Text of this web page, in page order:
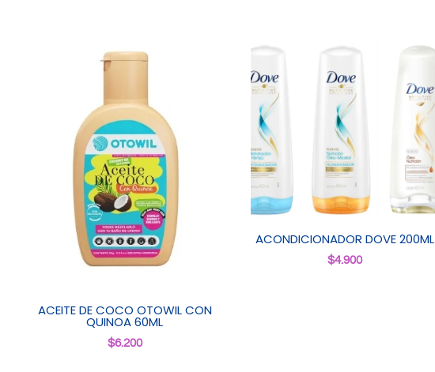
ACEITE DE COCO OTOWIL CON
QUINOA 60ML
$6.200
ACONDICIONADOR DOVE 200ML
$4.900